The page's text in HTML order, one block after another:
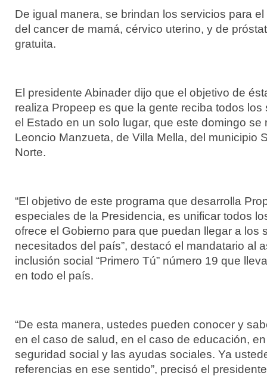
De igual manera, se brindan los servicios para
del cancer de mamá, cérvico uterino, y de
gratuita.
El presidente Abinader dijo que el objetivo de
realiza Propeep es que la gente reciba todos
el Estado en un solo lugar, que este domingo se
Leoncio Manzueta, de Villa Mella, del municipio
Norte.
“El objetivo de este programa que desarrolla
especiales de la Presidencia, es unificar todos
ofrece el Gobierno para que puedan llegar a los
necesitados del país”, destacó el mandatario al
inclusión social “Primero Tú” número 19 que
en todo el país.
“De esta manera, ustedes pueden conocer y
en el caso de salud, en el caso de educación,
seguridad social y las ayudas sociales. Ya
referencias en ese sentido”, precisó el